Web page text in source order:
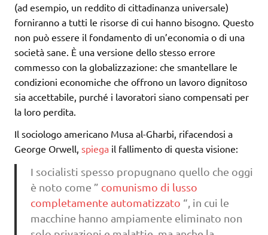
(ad esempio, un reddito di cittadinanza universale)
forniranno a tutti le risorse di cui hanno bisogno. Questo
non può essere il fondamento di un’economia o di una
società sane. È una versione dello stesso errore
commesso con la globalizzazione: che smantellare le
condizioni economiche che offrono un lavoro dignitoso
sia accettabile, purché i lavoratori siano compensati per
la loro perdita.
Il sociologo americano Musa al-Gharbi, rifacendosi a
George Orwell, spiega il fallimento di questa visione:
I socialisti spesso propugnano quello che oggi
è noto come ” comunismo di lusso
completamente automatizzato “, in cui le
macchine hanno ampiamente eliminato non